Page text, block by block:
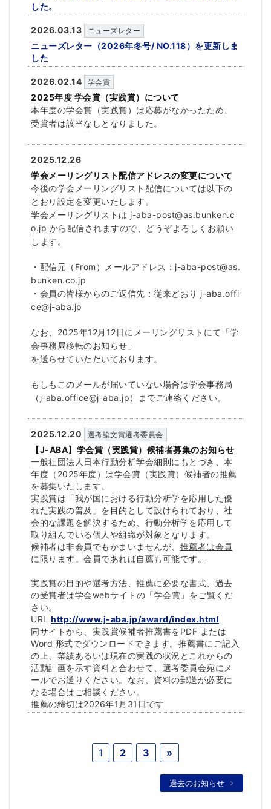
した。
2026.03.13 ニューズレター
ニューズレター（2026年冬号/ NO.118）を更新しま
した
2026.02.14 学会賞
2025年度 学会賞（実践賞）について
本年度の学会賞（実践賞）は応募がなかったため、
受賞者は該当なしとなりました。
2025.12.26
学会メーリングリスト配信アドレスの変更について
今後の学会メーリングリスト配信については以下の
とおり設定を変更いたします。
学会メーリングリストは j-aba-post@as.bunken.c
o.jp から配信されますので、どうぞよろしくお願い
します。
・配信元（From）メールアドレス：j-aba-post@as.
bunken.co.jp
・会員の皆様からのご返信先：従来どおり j-aba.offi
ce@j-aba.jp
なお、2025年12月12日にメーリングリストにて「学
会事務局移転のお知らせ」
を送らせていただいております。
もしもこのメールが届いていない場合は学会事務局
（j-aba.office@j-aba.jp）までご連絡ください。
2025.12.20 選考論文賞選考委員会
【J-ABA】学会賞（実践賞）候補者募集のお知らせ
一般社団法人日本行動分析学会細則にもとづき、本
年度（ 2025年度）は学会賞（実践賞） 候補者の推薦
を募集いたします。
実践賞は「我が国における行動分析学を応用した優
れた実践の普及」 を目的として設けられており、社
会的な課題を解決するため、 行動分析学を応用して
取り組んでいる個人や組織が対象となります。
候補者は非会員でもかまいませんが、 推薦者は会員
に限ります。 会員であれば自薦も可能です。
実践賞の目的や選考方法、推薦に必要な書式、 過去
の受賞者は学会webサイトの「学会賞」をご覧くだ
さい。
URL http://www.j-aba.jp/award/index.html
同サイトから、実践賞候補者推薦書をPDF または
Word 形式でダウンロードできます。推薦書にご記入
の上、 業績あるいは現在の実践の状況とこれからの
活動計画を示す資料と合わせて、選考委員会宛にメ
ールでお送りください。なお、 資料の郵送が必要に
なる場合はご相談ください。
推薦の締切は2026年1月31日です
1 2 3 »
過去のお知らせ